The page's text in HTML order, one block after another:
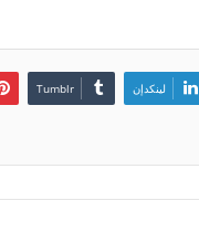
لينكدإن